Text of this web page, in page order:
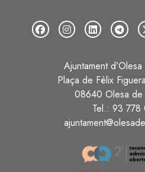
Ajuntament
Plaça de Fèlix
08640 Olesa de
Tel.: 93
Image